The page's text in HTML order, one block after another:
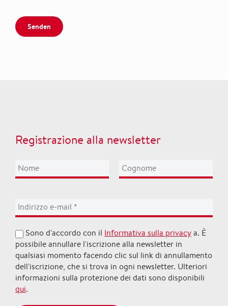
Senden
Registrazione alla newsletter
Sono d'accordo con il Informativa sulla privacya. È
possibile annullare l'iscrizione alla newsletter in
qualsiasi momento facendo clic sul link di annullamento
dell'iscrizione, che si trova in ogni newsletter. Ulteriori
informazioni sulla protezione dei dati sono disponibili
qui.